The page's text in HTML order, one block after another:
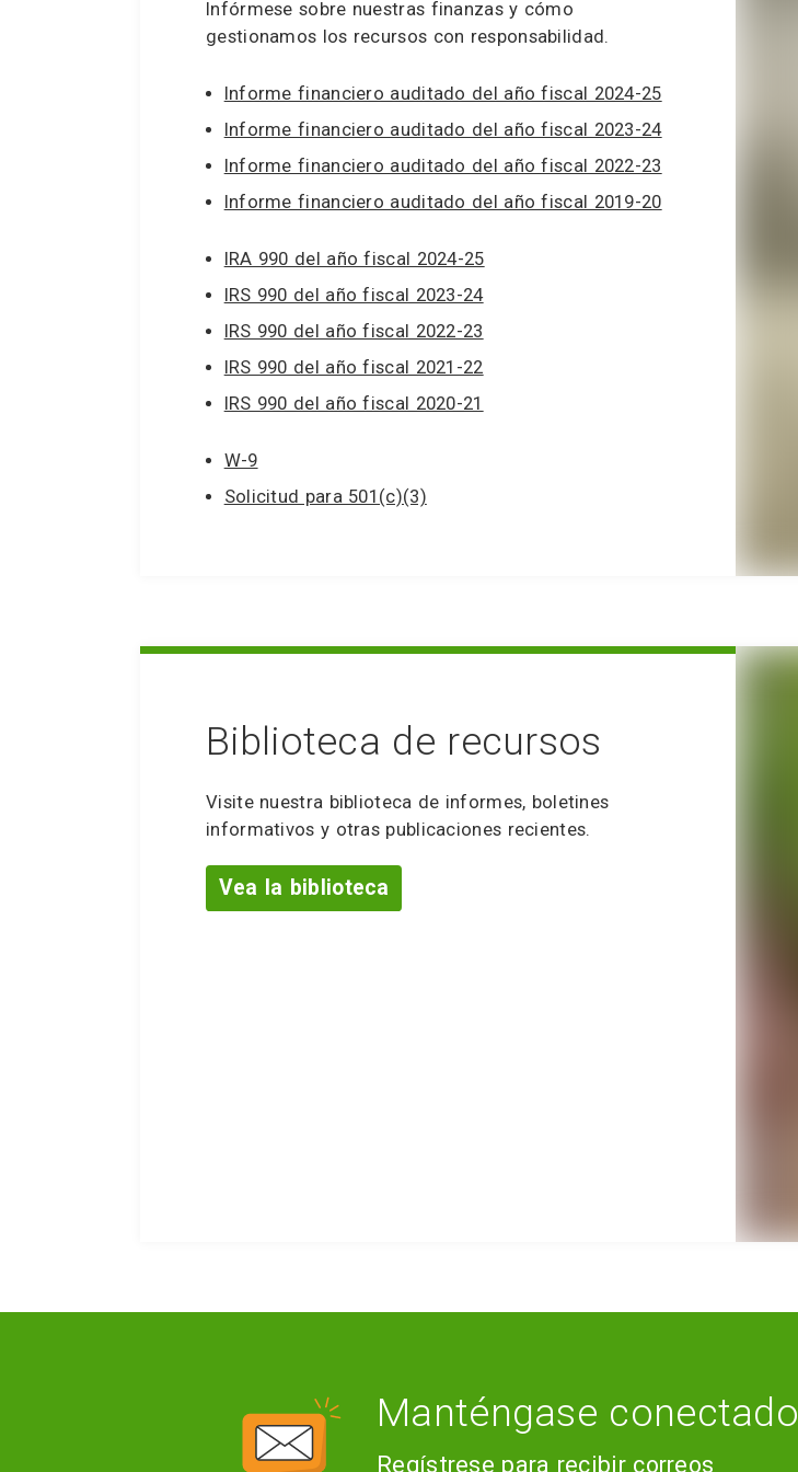
Infórmese sobre nuestras finanzas y cómo
gestionamos los recursos con responsabilidad.
Informe financiero auditado del año fiscal 2024-25
Informe financiero auditado del año fiscal 2023-24
Informe financiero auditado del año fiscal 2022-23
Informe financiero auditado del año fiscal 2019-20
IRA 990 del año fiscal 2024-25
IRS 990 del año fiscal 2023-24
IRS 990 del año fiscal 2022-23
IRS 990 del año fiscal 2021-22
IRS 990 del año fiscal 2020-21
W-9
Solicitud para 501(c)(3)
Biblioteca de recursos
Visite nuestra biblioteca de informes, boletines
informativos y otras publicaciones recientes.
Vea la biblioteca
Manténgase conectado
Regístrese para recibir correos